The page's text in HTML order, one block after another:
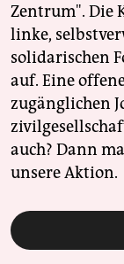
Zentrum". Die
linke,
solidarischen
auf. Eine
zugänglichen
auch? Dann
unsere Aktion.